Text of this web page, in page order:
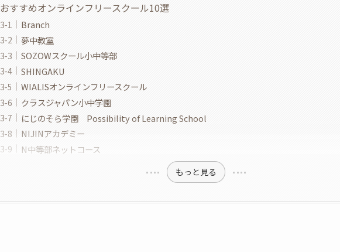
おすすめオンラインフリースクール10選
Branch
夢中教室
SOZOWスクール小中等部
SHINGAKU
WIALISオンラインフリースクール
クラスジャパン小中学園
にじのそら学園 Possibility of Learning School
NIJINアカデミー
N中等部ネットコース
もっと見る